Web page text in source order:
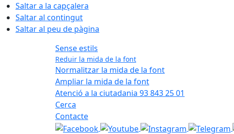
Saltar a la capçalera
Saltar al contingut
Saltar al peu de pàgina
Sense estils
Reduir la mida de la font
Normalitzar la mida de la font
Ampliar la mida de la font
Atenció a la ciutadania 93 843 25 01
Cerca
Contacte